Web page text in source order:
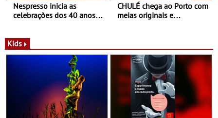
Nespresso inicia as
celebrações dos 40 anos
Novas - Edição limitada
Nespresso x Torres Novas
CHULÉ chega ao Porto com
meias originais e
Shopping
Kids